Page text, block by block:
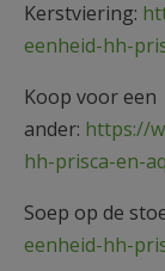
Kerstviering:
eenheid-hh-
Koop voor een
ander: https://
hh-prisca-en-
Soep op de
eenheid-hh-